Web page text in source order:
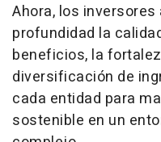
Ahora, los
profundidad la
beneficios, la
diversificación de
cada entidad para
sostenible en un